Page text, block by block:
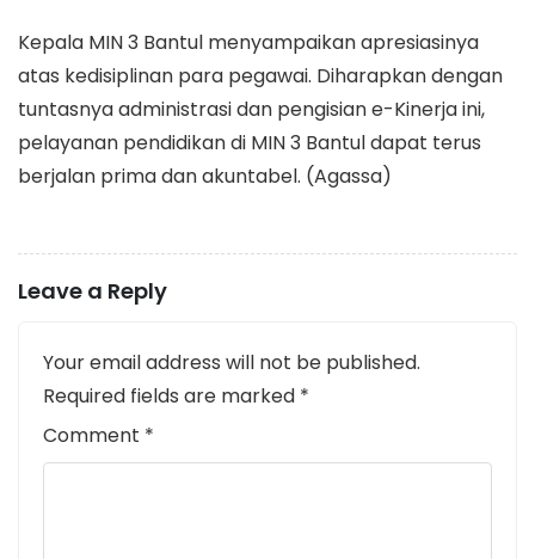
​Kepala MIN 3 Bantul menyampaikan apresiasinya
atas kedisiplinan para pegawai. Diharapkan dengan
tuntasnya administrasi dan pengisian e-Kinerja ini,
pelayanan pendidikan di MIN 3 Bantul dapat terus
berjalan prima dan akuntabel. (Agassa)
Leave a Reply
Your email address will not be published.
Required fields are marked *
Comment *